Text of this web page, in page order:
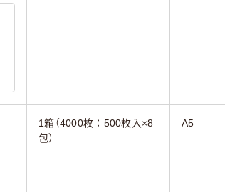
1箱（4000枚：500枚入×8
包）
A5